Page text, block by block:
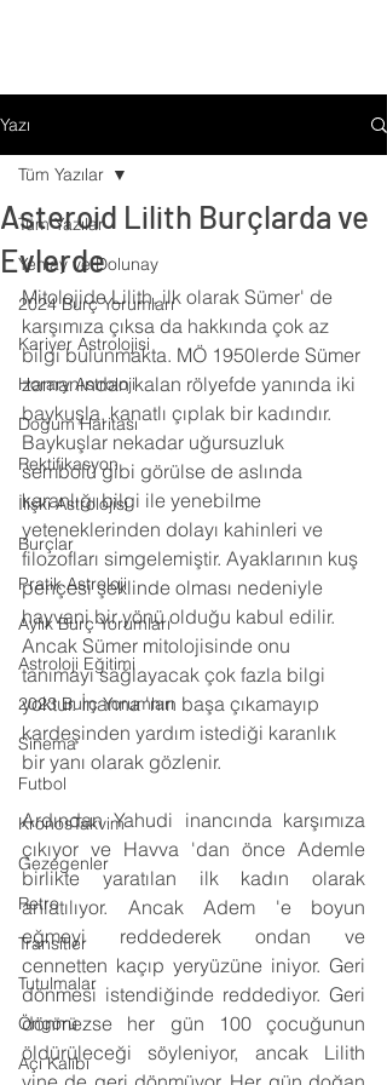
Yazı
Tüm Yazılar
Yeniay ve Dolunay
2024 Burç Yorumları
Kariyer Astrolojisi
Horary Astroloji
Doğum Haritası
Rektifikasyon
İlişki Astrolojisi
Burçlar
Pratik Astroloji
Aylık Burç Yorumları
Astroloji Eğitimi
2023 Burç Yorumları
Sinema
Futbol
KronosTakvim
Gezegenler
Retro
Transitler
Tutulmalar
Öngörü
Açı Kalıbı
Tüm Yazılar
Asteroid Lilith Burçlarda ve
Evlerde
Mitolojide Lilith, ilk olarak Sümer' de
karşımıza çıksa da hakkında çok az
bilgi bulunmakta. MÖ 1950lerde Sümer
zamanından kalan rölyefde yanında iki
baykuşla, kanatlı çıplak bir kadındır.
Baykuşlar nekadar uğursuzluk
sembolü gibi görülse de aslında
karanlığı bilgi ile yenebilme
yeteneklerinden dolayı kahinleri ve
filozofları simgelemiştir. Ayaklarının kuş
pençesi şeklinde olması nedeniyle
hayvani bir yönü olduğu kabul edilir.
Ancak Sümer mitolojisinde onu
tanımayı sağlayacak çok fazla bilgi
yoktur. İnanna 'nın başa çıkamayıp
kardeşinden yardım istediği karanlık
bir yanı olarak gözlenir.
Ardından Yahudi inancında karşımıza
çıkıyor ve Havva 'dan önce Ademle
birlikte yaratılan ilk kadın olarak
anlatılıyor. Ancak Adem 'e boyun
eğmeyi reddederek ondan ve
cennetten kaçıp yeryüzüne iniyor. Geri
dönmesi istendiğinde reddediyor. Geri
dönmezse her gün 100 çocuğunun
öldürüleceği söyleniyor, ancak Lilith